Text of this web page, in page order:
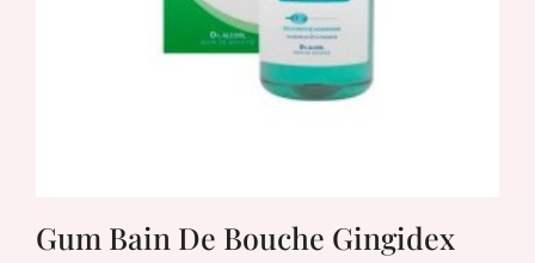
Gum Bain De Bouche Gingidex